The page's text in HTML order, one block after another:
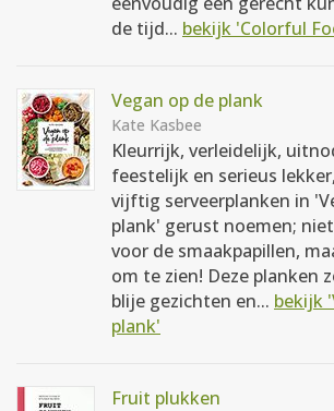
de tijd... bekijk 'Colorful
Vegan op de plank
Kate Kasbee
Kleurrijk, verleidelijk,
feestelijk en serieus
vijftig serveerplanken in
plank' gerust noemen;
voor de smaakpapillen,
om te zien! Deze planken
blije gezichten en... bekijk
plank'
Fruit plukken